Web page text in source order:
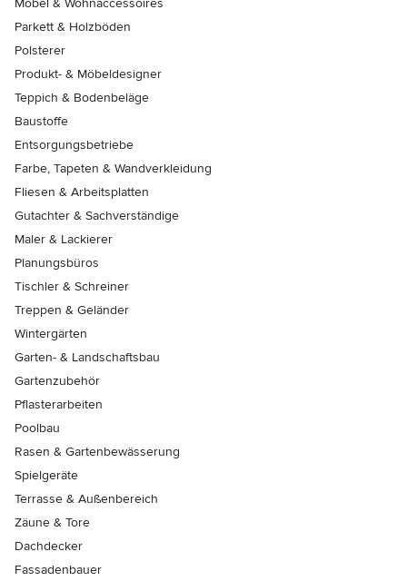
Möbel & Wohnaccessoires
Parkett & Holzböden
Polsterer
Produkt- & Möbeldesigner
Teppich & Bodenbeläge
Baustoffe
Entsorgungsbetriebe
Farbe, Tapeten & Wandverkleidung
Fliesen & Arbeitsplatten
Gutachter & Sachverständige
Maler & Lackierer
Planungsbüros
Tischler & Schreiner
Treppen & Geländer
Wintergärten
Garten- & Landschaftsbau
Gartenzubehör
Pflasterarbeiten
Poolbau
Rasen & Gartenbewässerung
Spielgeräte
Terrasse & Außenbereich
Zäune & Tore
Dachdecker
Fassadenbauer